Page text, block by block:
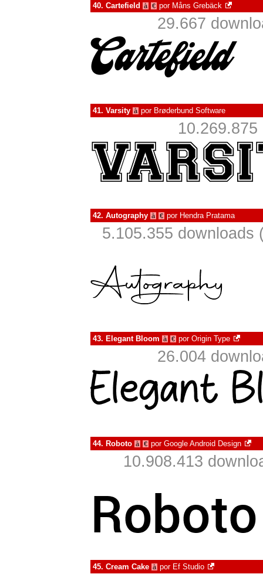
40. Cartefield à € por Måns Grebäck
29.667
41. Varsity à por Brøderbund Software
42. Autography à € por Hendra Pratama
5.105.355 downloads
43. Elegant Bloom à € por Origin Type
26.004
44. Roboto à € por Google Android Design
10.908.413
45. Cream Cake à por Ef Studio